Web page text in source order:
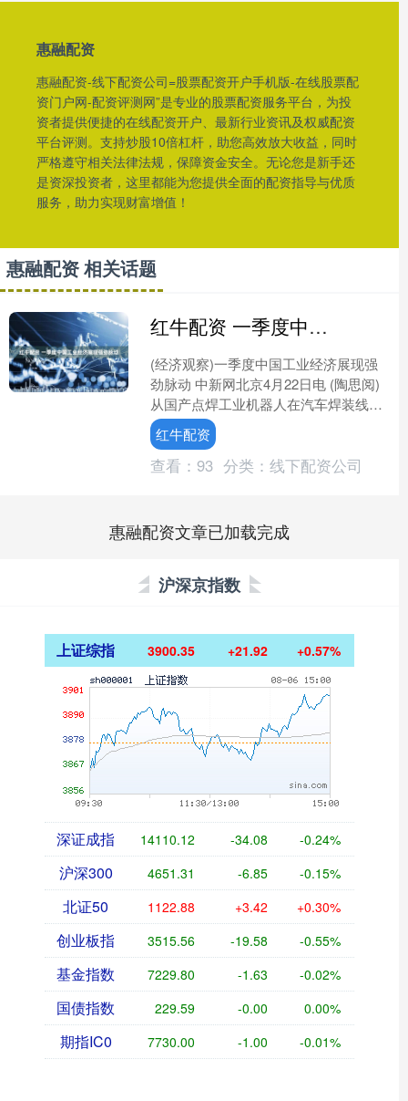
惠融配资
惠融配资-线下配资公司=股票配资开户手机版-在线股票配
资门户网-配资评测网”是专业的股票配资服务平台，为投
资者提供便捷的在线配资开户、最新行业资讯及权威配资
平台评测。支持炒股10倍杠杆，助您高效放大收益，同时
严格遵守相关法律法规，保障资金安全。无论您是新手还
是资深投资者，这里都能为您提供全面的配资指导与优质
服务，助力实现财富增值！
惠融配资 相关话题
红牛配资 一季度中国工业经济展现强劲脉动
(经济观察)一季度中国工业经济展现强
劲脉动 中新网北京4月22日电 (陶思阅)
从国产点焊工业机器人在汽车焊装线首
次实现批量应用，到第二艘国产大型邮
轮“爱达·花城....
红牛配资
查看： 93 分类： 线下配资公司
惠融配资文章已加载完成
沪深京指数
上证综指 3900.35 +21.92 +0.57%
深证成指 14110.12 -34.08 -0.24%
沪深300 4651.31 -6.85 -0.15%
北证50 1122.88 +3.42 +0.30%
创业板指 3515.56 -19.58 -0.55%
基金指数 7229.80 -1.63 -0.02%
国债指数 229.59 -0.00 0.00%
期指IC0 7730.00 -1.00 -0.01%